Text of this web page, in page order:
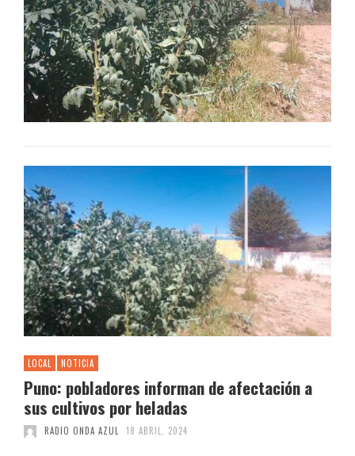
LOCAL NOTICIA
Puno: pobladores informan de afectación a
sus cultivos por heladas
RADIO ONDA AZUL 18 ABRIL, 2024